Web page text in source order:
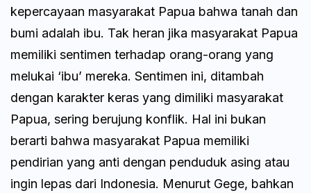
kepercayaan masyarakat Papua bahwa tanah dan
bumi adalah ibu. Tak heran jika masyarakat Papua
memiliki sentimen terhadap orang-orang yang
melukai ‘ibu’ mereka. Sentimen ini, ditambah
dengan karakter keras yang dimiliki masyarakat
Papua, sering berujung konflik. Hal ini bukan
berarti bahwa masyarakat Papua memiliki
pendirian yang anti dengan penduduk asing atau
ingin lepas dari Indonesia. Menurut Gege, bahkan